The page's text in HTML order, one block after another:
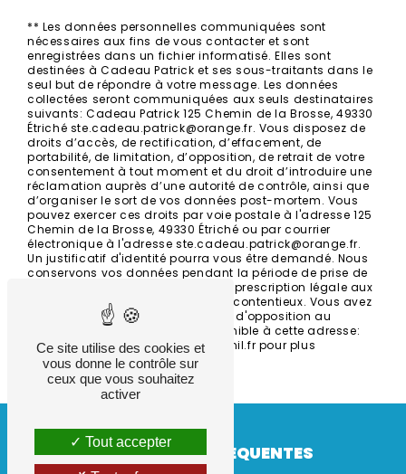
** Les données personnelles communiquées sont
nécessaires aux fins de vous contacter et sont
enregistrées dans un fichier informatisé. Elles sont
destinées à Cadeau Patrick et ses sous-traitants dans le
seul but de répondre à votre message. Les données
collectées seront communiquées aux seuls destinataires
suivants: Cadeau Patrick 125 Chemin de la Brosse, 49330
Étriché ste.cadeau.patrick@orange.fr. Vous disposez de
droits d’accès, de rectification, d’effacement, de
portabilité, de limitation, d’opposition, de retrait de votre
consentement à tout moment et du droit d’introduire une
réclamation auprès d’une autorité de contrôle, ainsi que
d’organiser le sort de vos données post-mortem. Vous
pouvez exercer ces droits par voie postale à l'adresse 125
Chemin de la Brosse, 49330 Étriché ou par courrier
électronique à l'adresse ste.cadeau.patrick@orange.fr.
Un justificatif d'identité pourra vous être demandé. Nous
conservons vos données pendant la période de prise de
contact puis pendant la durée de prescription légale aux
fins probatoires et de gestion des contentieux. Vous avez
le droit de vous inscrire sur la liste d'opposition au
démarchage téléphonique, disponible à cette adresse:
Bloctel.gouv.fr. Consultez le site cnil.fr pour plus
d’informations sur vos droits.
RECHERCHES FRÉQUENTES
Ce site utilise des cookies et
vous donne le contrôle sur
ceux que vous souhaitez
activer
Tout accepter